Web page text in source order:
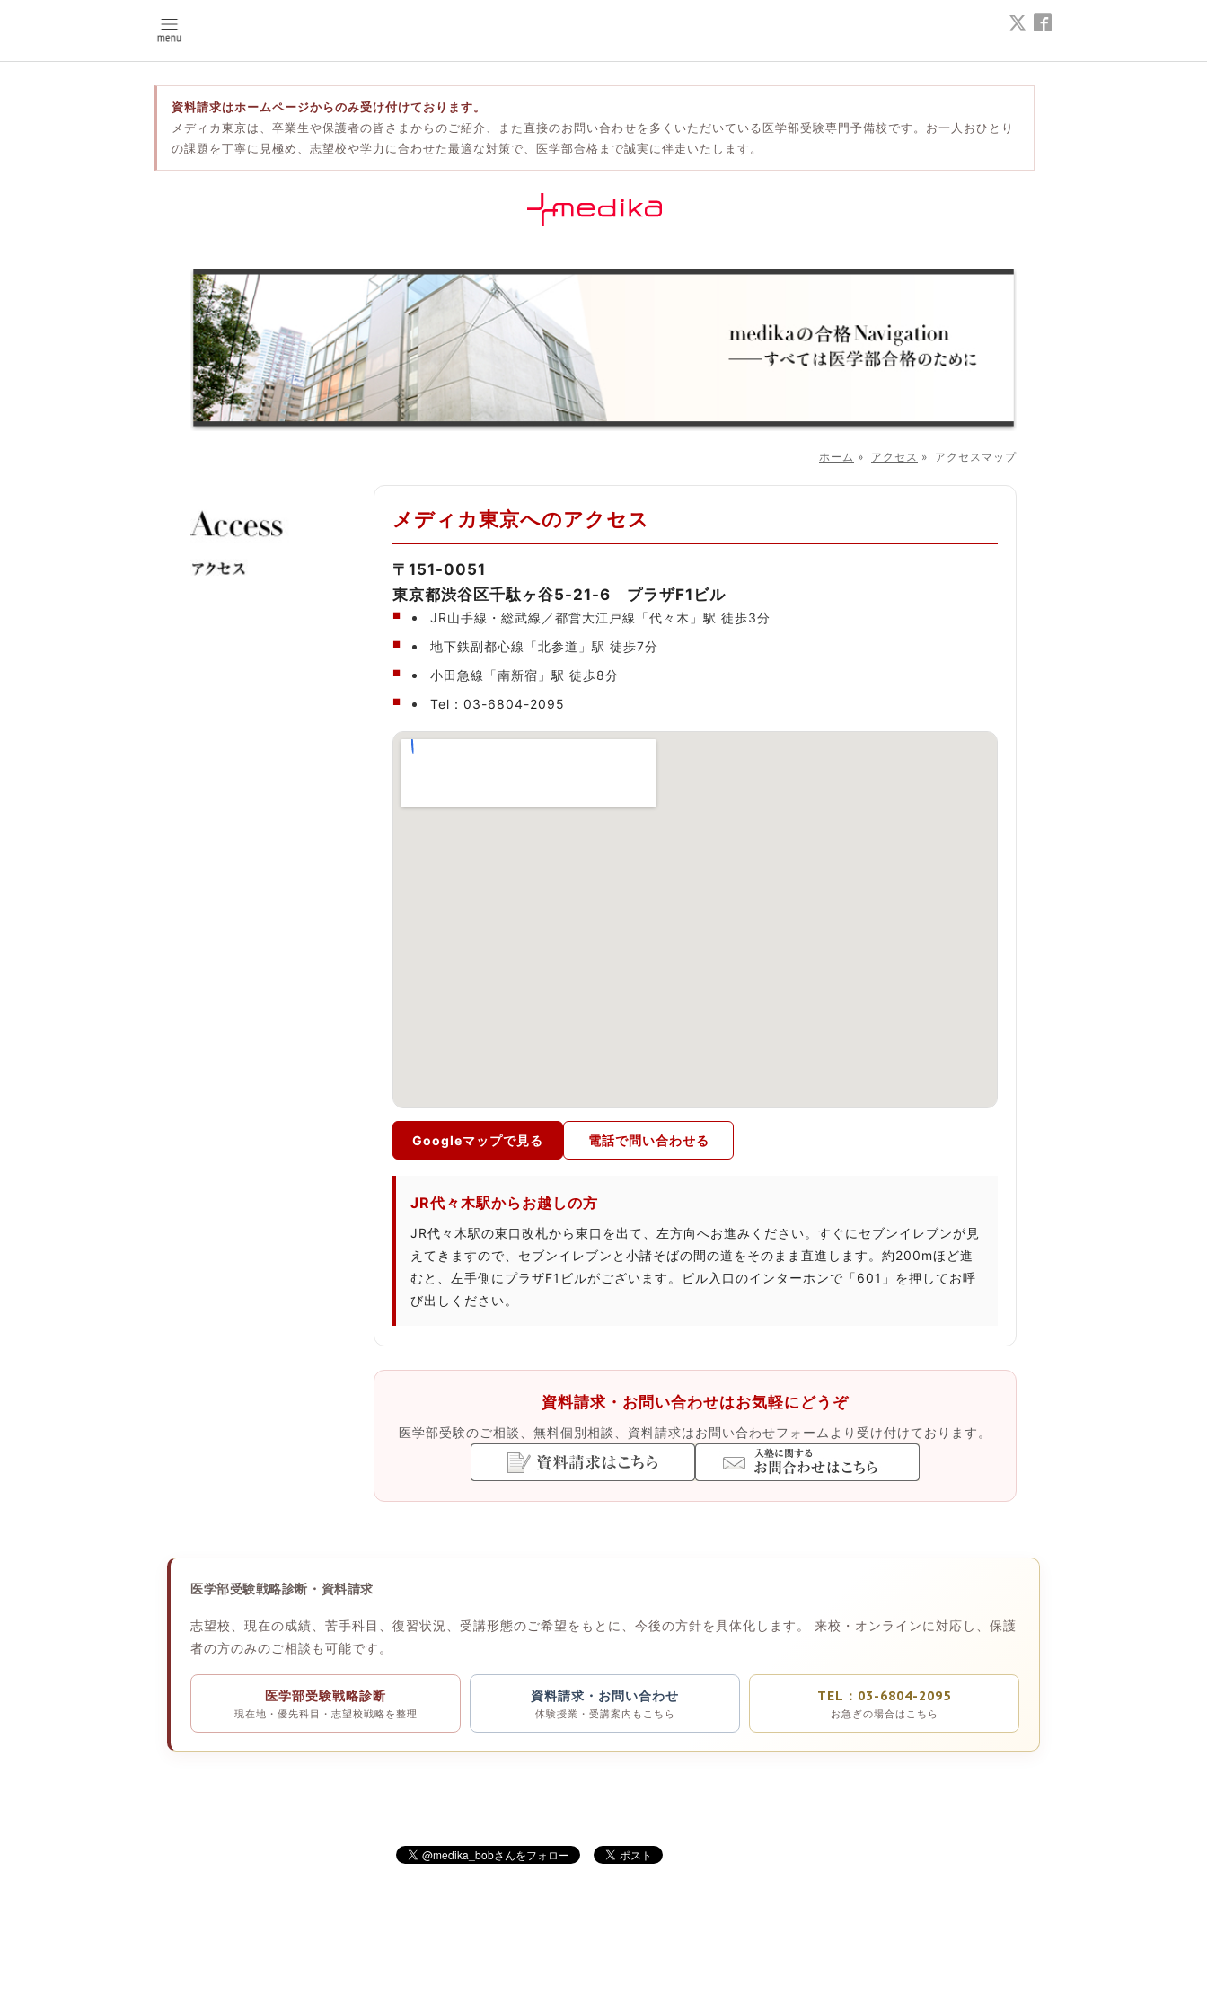
資料請求はホームページからのみ受け付けております。
メディカ東京は、卒業生や保護者の皆さまからのご紹介、また直接のお問い合わせを多くいただいている医学部受験専門予備校です。お一人おひとり
の課題を丁寧に見極め、志望校や学力に合わせた最適な対策で、医学部合格まで誠実に伴走いたします。
ホーム » アクセス » アクセスマップ
メディカ東京へのアクセス
〒151-0051
東京都渋谷区千駄ヶ谷5-21-6 プラザF1ビル
JR山手線・総武線／都営大江戸線「代々木」駅 徒歩3分
地下鉄副都心線「北参道」駅 徒歩7分
小田急線「南新宿」駅 徒歩8分
Tel：03-6804-2095
Googleマップで見る 電話で問い合わせる
JR代々木駅からお越しの方
JR代々木駅の東口改札から東口を出て、左方向へお進みください。すぐにセブンイレブンが見
えてきますので、セブンイレブンと小諸そばの間の道をそのまま直進します。約200mほど進
むと、左手側にプラザF1ビルがございます。ビル入口のインターホンで「601」を押してお呼
び出しください。
資料請求・お問い合わせはお気軽にどうぞ
医学部受験のご相談、無料個別相談、資料請求はお問い合わせフォームより受け付けております。
医学部受験戦略診断・資料請求
志望校、現在の成績、苦手科目、復習状況、受講形態のご希望をもとに、今後の方針を具体化します。 来校・オンラインに対応し、保護
者の方のみのご相談も可能です。
医学部受験戦略診断
現在地・優先科目・志望校戦略を整理
資料請求・お問い合わせ
体験授業・受講案内もこちら
TEL：03-6804-2095
お急ぎの場合はこちら